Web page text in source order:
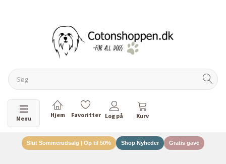
Skifte navigation
Menu
Slut Sommerudsalg | Op til 50% Shop Nyheder Gratis gave